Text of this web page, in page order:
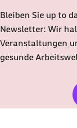
Bleiben Sie up to
Newsletter: Wir
Veranstaltungen
gesunde